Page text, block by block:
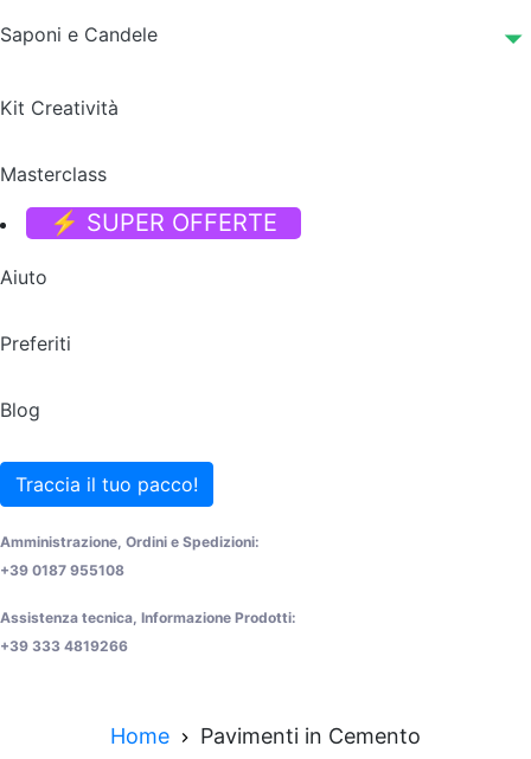
Saponi e Candele
Kit Creatività
Masterclass
⚡ SUPER OFFERTE
Aiuto
Preferiti
Blog
Traccia il tuo pacco!
Amministrazione, Ordini e Spedizioni:
+39 0187 955108
Assistenza tecnica, Informazione Prodotti:
+39 333 4819266
Home Pavimenti in Cemento